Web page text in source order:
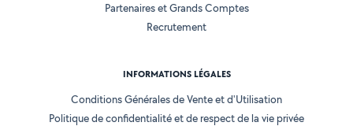
Partenaires et Grands Comptes
Recrutement
INFORMATIONS LÉGALES
Conditions Générales de Vente et d'Utilisation
Politique de confidentialité et de respect de la vie privée